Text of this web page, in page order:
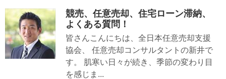
競売、任意売却、住宅ローン滞納、
よくある質問！
皆さんこんにちは、全日本任意売却支援
協会、 任意売却コンサルタントの新井で
す。 肌寒い日々が続き、季節の変わり目
を感じま...